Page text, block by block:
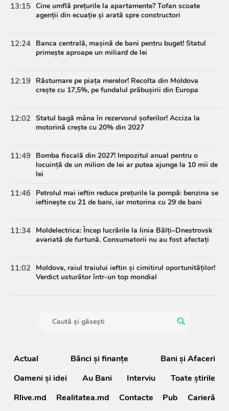
13:15 Cine umflă prețurile la apartamente? Tofan scoate
agenții din ecuație și arată spre constructori
12:24 Banca centrală, mașină de bani pentru buget! Statul
primește aproape un miliard de lei
12:19 Răsturnare pe piața merelor! Recolta din Moldova
crește cu 17,5%, pe fundalul prăbușirii din Europa
12:02 Statul bagă mâna în rezervorul șoferilor! Acciza la
motorină crește cu 20% din 2027
11:49 Bomba fiscală din 2027! Impozitul anual pentru o
locuință de un milion de lei ar putea ajunge la 10 mii de
lei
11:46 Petrolul mai ieftin reduce prețurile la pompă: benzina se
ieftinește cu 21 de bani, iar motorina cu 29 de bani
11:34 Moldelectrica: Încep lucrările la linia Bălți–Dnestrovsk
avariată de furtună. Consumatorii nu au fost afectați
11:02 Moldova, raiul traiului ieftin și cimitirul oportunităților!
Verdict usturător într-un top mondial
Actual Bănci şi finanţe
Bani și Afaceri
Oameni şi idei
Au Bani Interviu
Toate știrile
Rlive.md
Realitatea.md Contacte Pub Carieră